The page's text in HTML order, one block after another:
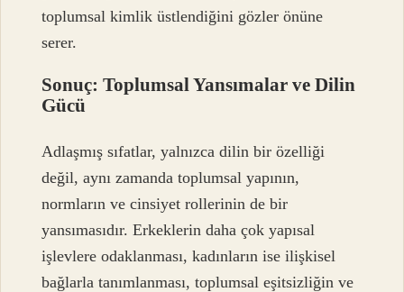
toplumsal kimlik üstlendiğini gözler önüne
serer.
Sonuç: Toplumsal Yansımalar ve Dilin
Gücü
Adlaşmış sıfatlar, yalnızca dilin bir özelliği
değil, aynı zamanda toplumsal yapının,
normların ve cinsiyet rollerinin de bir
yansımasıdır. Erkeklerin daha çok yapısal
işlevlere odaklanması, kadınların ise ilişkisel
bağlarla tanımlanması, toplumsal eşitsizliğin ve